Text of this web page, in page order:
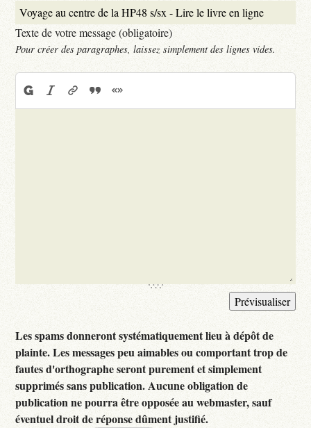
Texte de votre message (obligatoire)
Pour créer des paragraphes, laissez simplement des lignes vides.
Les spams donneront systématiquement lieu à dépôt de
plainte. Les messages peu aimables ou comportant trop de
fautes d'orthographe seront purement et simplement
supprimés sans publication. Aucune obligation de
publication ne pourra être opposée au webmaster, sauf
éventuel droit de réponse dûment justifié.